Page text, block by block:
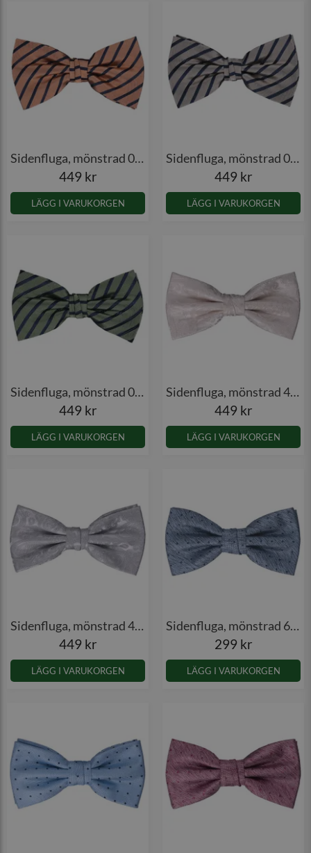
Sidenfluga, mönstrad 036
449 kr
LÄGG I VARUKORGEN
Sidenfluga, mönstrad 036
449 kr
LÄGG I VARUKORGEN
Sidenfluga, mönstrad 036
449 kr
LÄGG I VARUKORGEN
Sidenfluga, mönstrad 4543
449 kr
LÄGG I VARUKORGEN
Sidenfluga, mönstrad 4543
449 kr
LÄGG I VARUKORGEN
Sidenfluga, mönstrad 6012
299 kr
LÄGG I VARUKORGEN